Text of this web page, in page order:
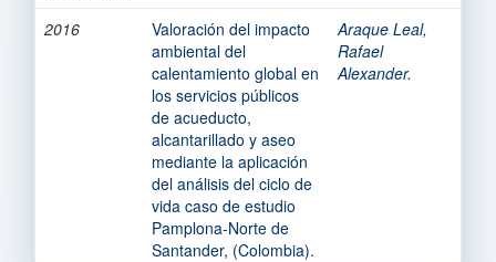
2016
Valoración del impacto
ambiental del
calentamiento global en
los servicios públicos
de acueducto,
alcantarillado y aseo
mediante la aplicación
del análisis del ciclo de
vida caso de estudio
Pamplona-Norte de
Santander, (Colombia).
Araque Leal,
Rafael
Alexander.